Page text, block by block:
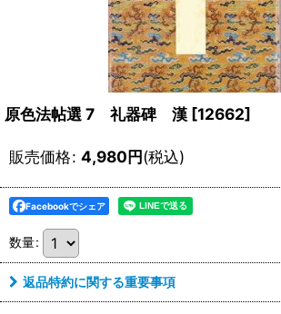
原色法帖選 7 礼器碑 漢 [12662]
販売価格: 4,980円(税込)
Facebookでシェア
数量:
返品特約に関する重要事項